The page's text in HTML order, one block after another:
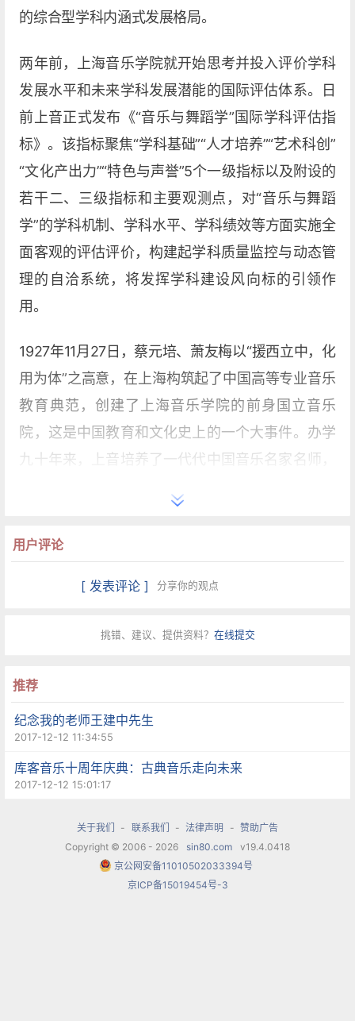
的综合型学科内涵式发展格局。
两年前，上海音乐学院就开始思考并投入评价学科
发展水平和未来学科发展潜能的国际评估体系。日
前上音正式发布《“音乐与舞蹈学”国际学科评估指
标》。该指标聚焦“学科基础”“人才培养”“艺术科创”
“文化产出力”“特色与声誉”5个一级指标以及附设的
若干二、三级指标和主要观测点，对“音乐与舞蹈
学”的学科机制、学科水平、学科绩效等方面实施全
面客观的评估评价，构建起学科质量监控与动态管
理的自洽系统，将发挥学科建设风向标的引领作
用。
1927年11月27日，蔡元培、萧友梅以“援西立中，化
用为体”之高意，在上海构筑起了中国高等专业音乐
教育典范，创建了上海音乐学院的前身国立音乐
院，这是中国教育和文化史上的一个大事件。办学
九十年来，上音培养了一代代中国音乐名家名师，
用户评论
[ 发表评论 ] 分享你的观点
挑错、建议、提供资料？ 在线提交
推荐
纪念我的老师王建中先生
2017-12-12 11:34:55
库客音乐十周年庆典：古典音乐走向未来
2017-12-12 15:01:17
关于我们 - 联系我们 - 法律声明 - 赞助广告
Copyright © 2006 - 2026
sin80.com
v19.4.0418
京公网安备11010502033394号
京ICP备15019454号-3